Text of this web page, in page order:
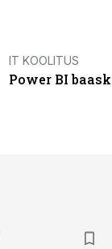
IT KOOLITUS
Power BI